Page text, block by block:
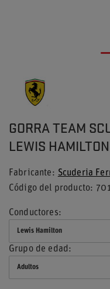
GORRA TEAM
LEWIS
Fabricante
Scuderia
Código del producto
Conductores
Lewis Hamilton
Grupo de edad
Adultos